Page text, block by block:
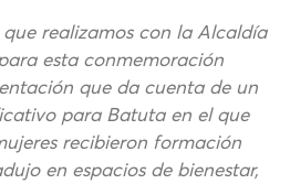
realizamos con la Alcaldía
esta conmemoración
que da cuenta de un
para Batuta en el que
recibieron formación
en espacios de bienestar,